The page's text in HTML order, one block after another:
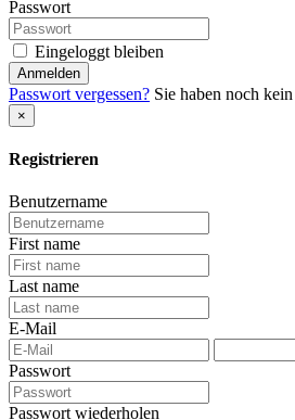
Passwort
Eingeloggt bleiben
Anmelden
Passwort vergessen? Sie haben noch
×
Registrieren
Benutzername
First name
Last name
E-Mail
Passwort
Passwort wiederholen